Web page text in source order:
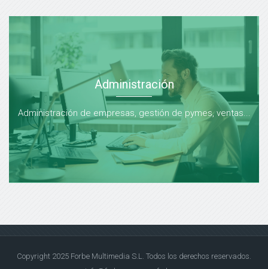
Administración
Administración de empresas, gestión de pymes, ventas...
Copyright 2025 Forbe Multimedia S.L. Todos los derechos reservados.